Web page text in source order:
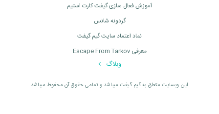
آموزش فعال سازی گیفت کارت استیم
گردونه شانس
نماد اعتماد سایت گیم گیفت
معرفی Escape From Tarkov
وبلاگ
اين وبسايت متعلق به گیم گیفت ميباشد و تمامی حقوق آن محفوظ ميباشد